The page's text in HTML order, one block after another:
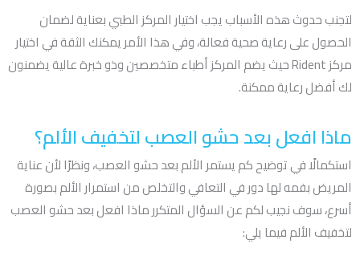
لتجنب حدوث هذه الأسباب يجب اختيار المركز الطبي بعناية لضمان
الحصول على رعاية صحية فعالة، وفي هذا الأمر يمكنك الثقة في اختيار
مركز Rident حيث يضم المركز أطباء متخصصين وذو خبرة عالية يضمنون
لك أفضل رعاية ممكنة.
ماذا افعل بعد حشو العصب لتخفيف الألم؟
استكمالًا في توضيح كم يستمر الألم بعد حشو العصب، ونظرًا لأن عناية
المريض بفمه لها دور في التعافي والتخلص من استمرار الألم بصورة
أسرع، سوف نجيب لكم عن السؤال المتكرر ماذا افعل بعد حشو العصب
لتخفيف الألم فيما يلي: